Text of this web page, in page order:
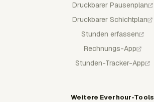
Druckbarer Pausenplan
Druckbarer Schichtplan
Stunden erfassen
Rechnungs-App
Stunden-Tracker-App
Weitere Everhour-Tools